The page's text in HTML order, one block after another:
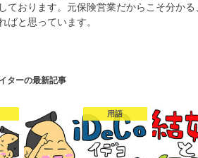
ております。元保険営業だからこそ分か
ばと思っています。
ターの最新記事
用語